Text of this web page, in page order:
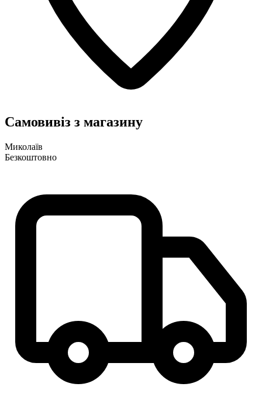
Самовивіз з магазину
Миколаїв
Безкоштовно